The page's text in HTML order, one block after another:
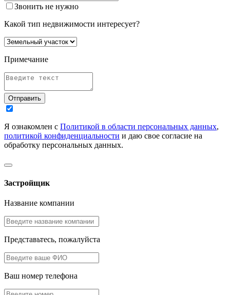
Звонить не нужно
Какой тип недвижимости интересует?
Примечание
Отправить
Я ознакомлен с Политикой в области персональных данных,
политикой конфиденциальности и даю свое согласие на
обработку персональных данных.
Застройщик
Название компании
Представьтесь, пожалуйста
Ваш номер телефона